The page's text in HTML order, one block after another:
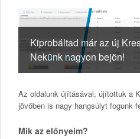
Kiprobáltad már az új
Nekünk nagyon bejön!
Az oldalunk újításával, újítottuk a
jövőben is nagy hangsúlyt fogunk
Mik az előnyeim?